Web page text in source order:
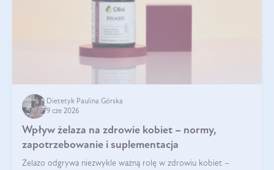
Dietetyk Paulina Górska
9 cze 2026
Wpływ żelaza na zdrowie kobiet – normy,
zapotrzebowanie i suplementacja
Żelazo odgrywa niezwykle ważną rolę w zdrowiu kobiet –